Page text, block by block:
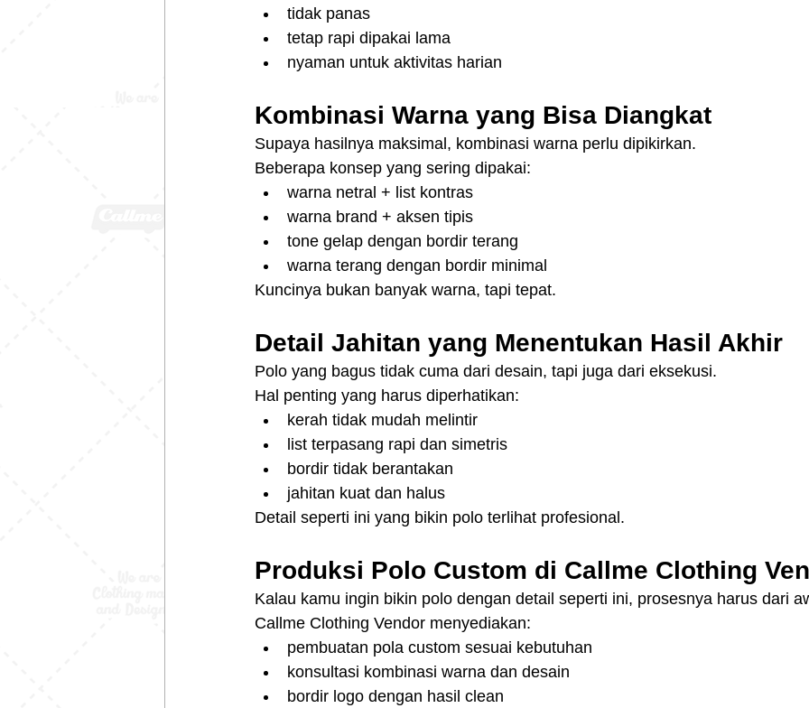
tidak panas
tetap rapi dipakai lama
nyaman untuk aktivitas harian
Kombinasi Warna yang Bisa Diangkat
Supaya hasilnya maksimal, kombinasi warna perlu dipikirkan.
Beberapa konsep yang sering dipakai:
warna netral + list kontras
warna brand + aksen tipis
tone gelap dengan bordir terang
warna terang dengan bordir minimal
Kuncinya bukan banyak warna, tapi tepat.
Detail Jahitan yang Menentukan Hasil Akhir
Polo yang bagus tidak cuma dari desain, tapi juga dari eksekusi.
Hal penting yang harus diperhatikan:
kerah tidak mudah melintir
list terpasang rapi dan simetris
bordir tidak berantakan
jahitan kuat dan halus
Detail seperti ini yang bikin polo terlihat profesional.
Produksi Polo Custom di Callme Clothing
Kalau kamu ingin bikin polo dengan detail seperti ini, prosesnya harus dari
Callme Clothing Vendor menyediakan:
pembuatan pola custom sesuai kebutuhan
konsultasi kombinasi warna dan desain
bordir logo dengan hasil clean